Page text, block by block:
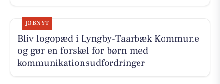
JOBNYT
Bliv logopæd i Lyngby-Taarbæk Kommune
og gør en forskel for børn med
kommunikationsudfordringer